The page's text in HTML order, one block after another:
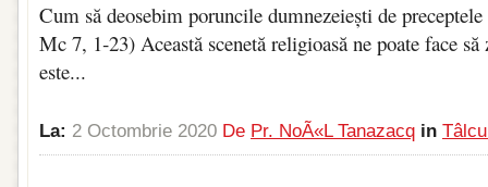
Cum să deosebim poruncile dumnezeiești de
Mc 7, 1‑23) Această scenetă religioasă ne poate face
este...
La: 2 Octombrie 2020 De Pr. NoÃ«l Tanazacq in